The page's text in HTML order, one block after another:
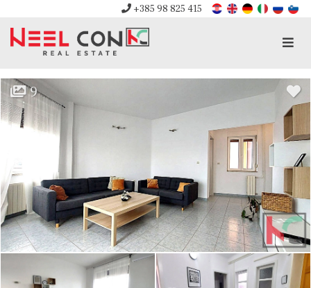
+385 98 825 415
9